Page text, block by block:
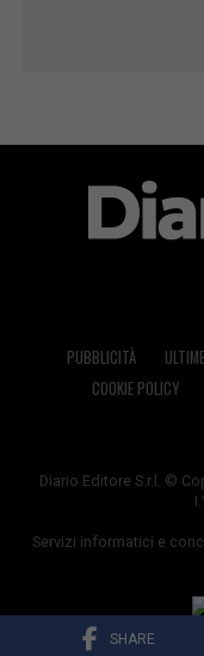
SHARE
PUBBLICITÀ
COOKIE POLICY
Diario Editore S.r.l. ©
Servizi informatici e